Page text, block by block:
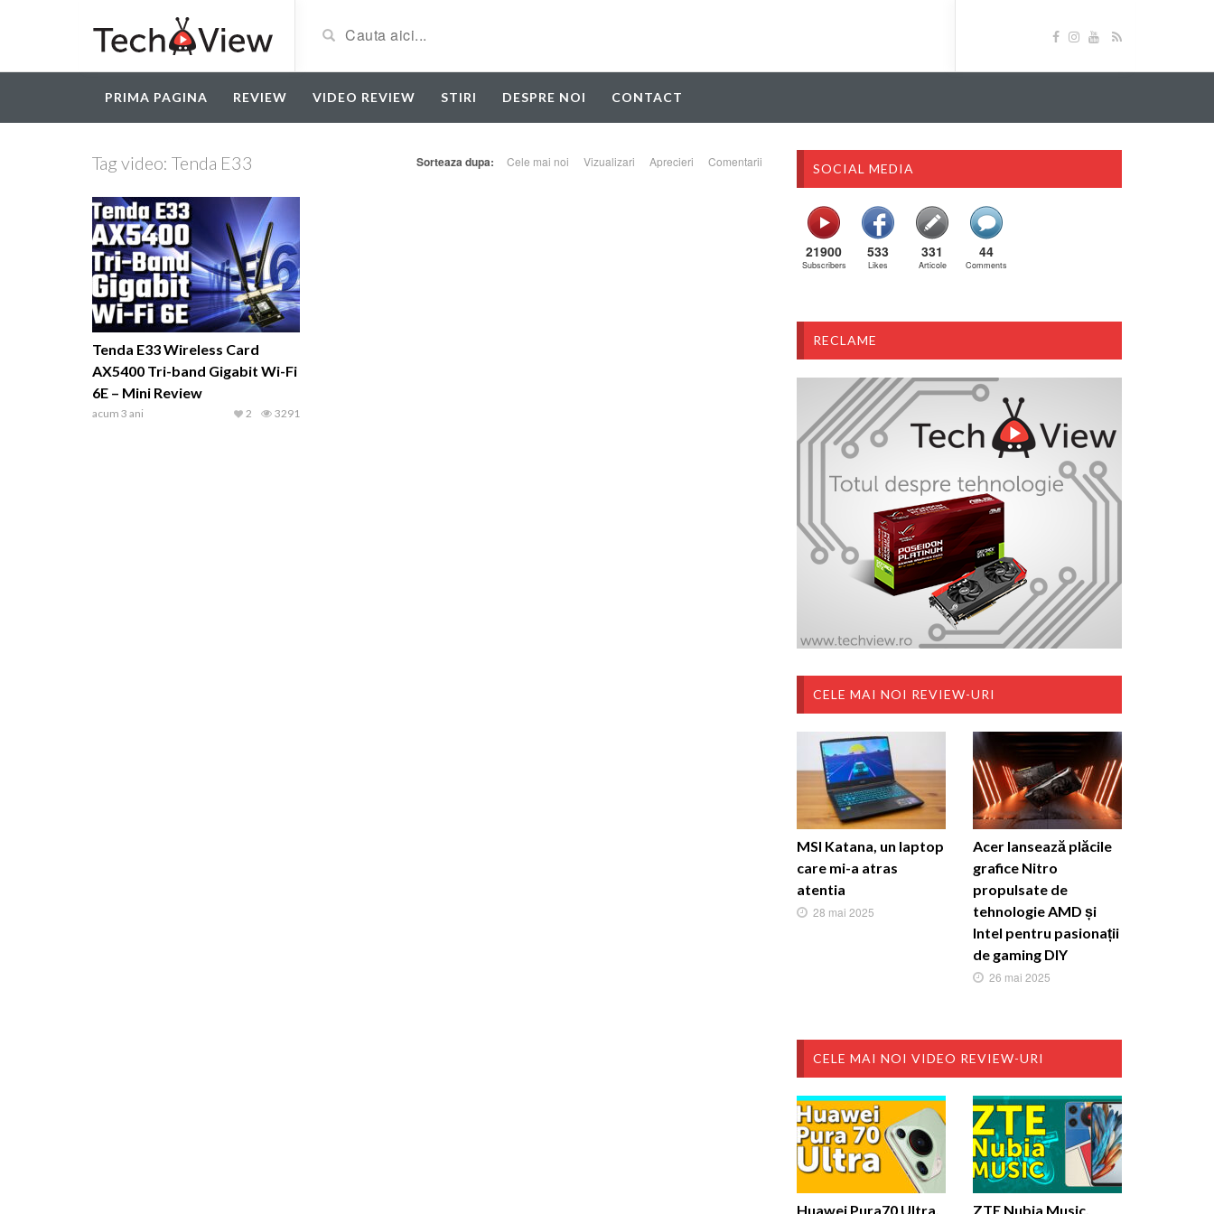
PRIMA PAGINA REVIEW VIDEO REVIEW STIRI DESPRE NOI CONTACT
Tag video: Tenda E33 Sorteaza dupa: Cele mai noi Vizualizari Aprecieri Comentarii
Tenda E33 Wireless Card
AX5400 Tri-band Gigabit Wi-Fi
6E – Mini Review
acum 3 ani 3291
2
SOCIAL MEDIA
21900
Subscribers
533
Likes
331
Articole
44
Comments
RECLAME
CELE MAI NOI REVIEW-URI
MSI Katana, un laptop
care mi-a atras
atentia
28 mai 2025
Acer lansează plăcile
grafice Nitro
propulsate de
tehnologie AMD și
Intel pentru pasionații
de gaming DIY
26 mai 2025
CELE MAI NOI VIDEO REVIEW-URI
Huawei Pura70 Ultra.
ZTE Nubia Music,